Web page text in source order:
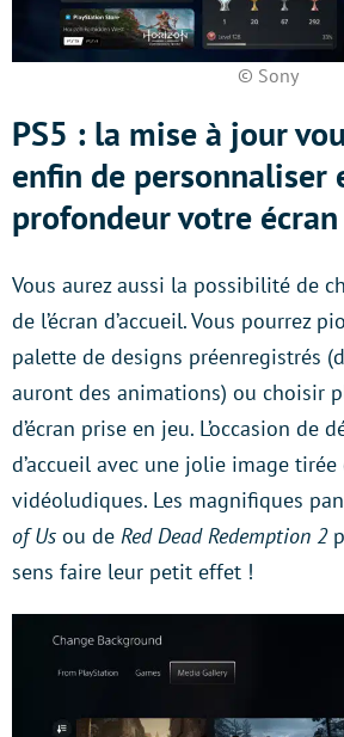
© Sony
PS5 : la mise à jour
enfin de personnaliser
profondeur votre écran
Vous aurez aussi la possibilité de
de l’écran d’accueil. Vous pourrez
palette de designs préenregistrés
auront des animations) ou choisir
d’écran prise en jeu. L’occasion de
d’accueil avec une jolie image
vidéoludiques. Les magnifiques
of Us ou de Red Dead Redemption 2
sens faire leur petit effet !